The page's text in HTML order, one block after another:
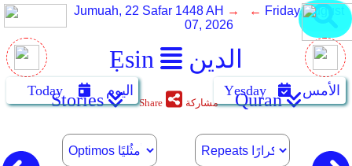
Ẹsin الدين
Jumuah, 22 Safar 1448 AH → ← Friday, August
07, 2026
Today اليوم Yẹsday الأمس Stories Share مشاركة Quran